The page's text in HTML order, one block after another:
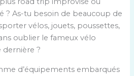
? As-tu besoin de beaucoup de
vélos, jouets, poussettes,
oublier le fameux vélo
dernière ?
d’équipements embarqués